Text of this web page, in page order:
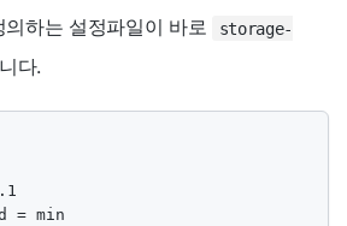
하는 설정파일이 바로
storage-
다.
= min